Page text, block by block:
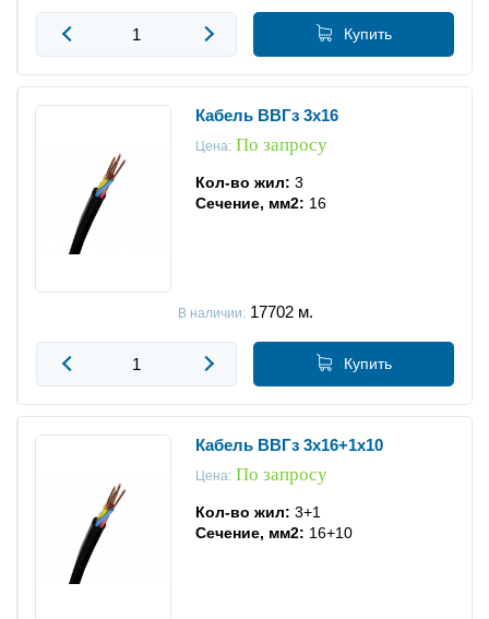
Купить
Кабель ВВГз 3x16
Цена:По запросу
Кол-во жил: 3
Сечение, мм2: 16
В наличии:17702 м.
Купить
Кабель ВВГз 3x16+1x10
Цена:По запросу
Кол-во жил: 3+1
Сечение, мм2: 16+10